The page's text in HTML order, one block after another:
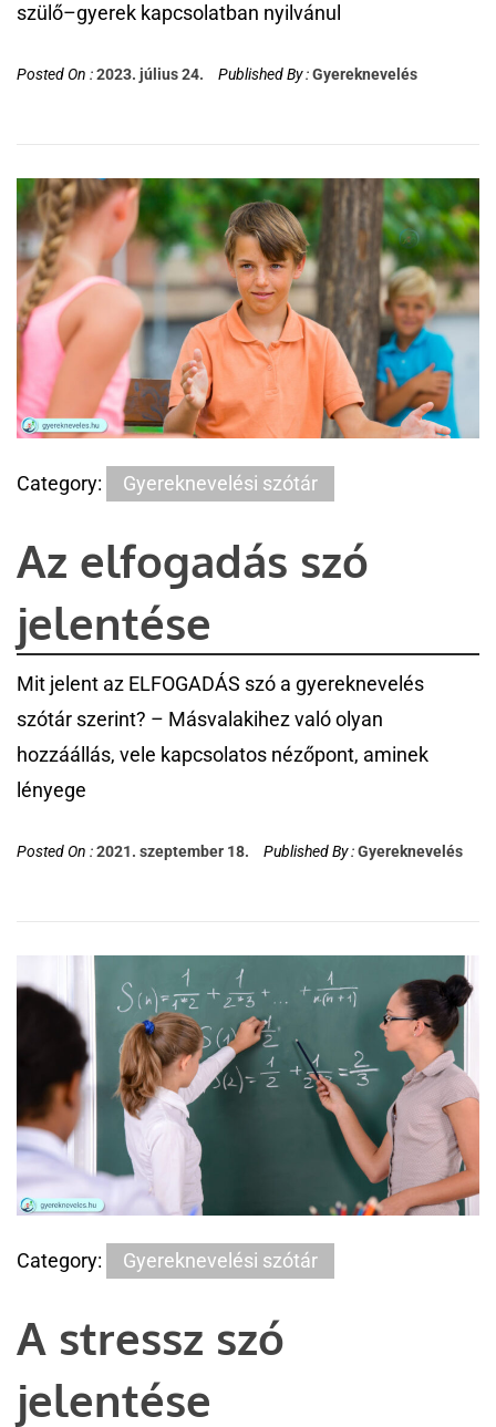
szülő–gyerek kapcsolatban nyilvánul
Posted On :2023. július 24. Published By :Gyereknevelés
Category: Gyereknevelési szótár
Az elfogadás szó
jelentése
Mit jelent az ELFOGADÁS szó a gyereknevelés
szótár szerint? – Másvalakihez való olyan
hozzáállás, vele kapcsolatos nézőpont, aminek
lényege
Posted On :2021. szeptember 18. Published By :Gyereknevelés
Category: Gyereknevelési szótár
A stressz szó
jelentése